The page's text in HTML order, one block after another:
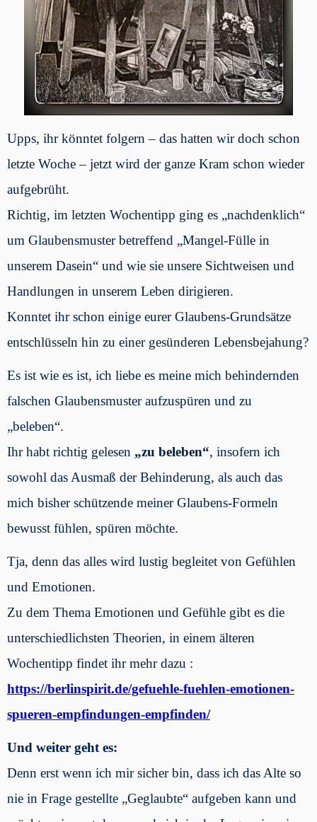
Upps, ihr könntet folgern – das hatten wir doch schon
letzte Woche – jetzt wird der ganze Kram schon wieder
aufgebrüht.
Richtig, im letzten Wochentipp ging es „nachdenklich“
um Glaubensmuster betreffend „Mangel-Fülle in
unserem Dasein“ und wie sie unsere Sichtweisen und
Handlungen in unserem Leben dirigieren.
Konntet ihr schon einige eurer Glaubens-Grundsätze
entschlüsseln hin zu einer gesünderen Lebensbejahung?
Es ist wie es ist, ich liebe es meine mich behindernden
falschen Glaubensmuster aufzuspüren und zu
„beleben“.
Ihr habt richtig gelesen „zu beleben“, insofern ich
sowohl das Ausmaß der Behinderung, als auch das
mich bisher schützende meiner Glaubens-Formeln
bewusst fühlen, spüren möchte.
Tja, denn das alles wird lustig begleitet von Gefühlen
und Emotionen.
Zu dem Thema Emotionen und Gefühle gibt es die
unterschiedlichsten Theorien, in einem älteren
Wochentipp findet ihrmehrdazu :
https://berlinspirit.de/gefuehle-fuehlen-emotionen-
spueren-empfindungen-empfinden/
Und weiter geht es:
Denn erst wenn ich mir sicher bin, dass ich das Alte so
nie in Frage gestellte „Geglaubte“ aufgeben kann und